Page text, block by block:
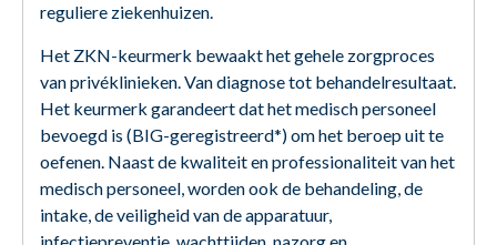
reguliere ziekenhuizen.
Het ZKN-keurmerk bewaakt het gehele zorgproces
van privéklinieken. Van diagnose tot behandelresultaat.
Het keurmerk garandeert dat het medisch personeel
bevoegd is (BIG-geregistreerd*) om het beroep uit te
oefenen. Naast de kwaliteit en professionaliteit van het
medisch personeel, worden ook de behandeling, de
intake, de veiligheid van de apparatuur,